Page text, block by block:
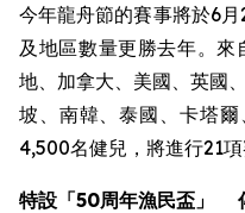
今年龍舟節的賽事將於6
及地區數量更勝去年。來
地、加拿大、美國、英國
坡、南韓、泰國、卡塔
4,500名健兒，將進行21項
特設 「50周年漁民盃」